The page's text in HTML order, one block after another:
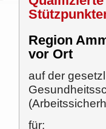
Region
vor Ort
auf der
für: